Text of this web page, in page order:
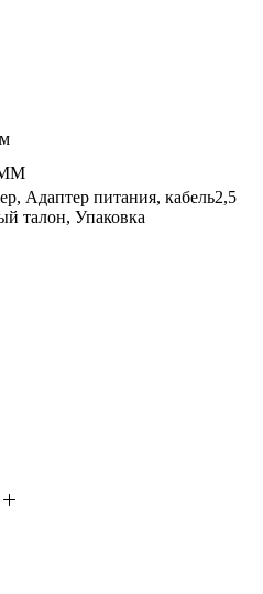
Адаптер питания, кабель2,5
талон, Упаковка